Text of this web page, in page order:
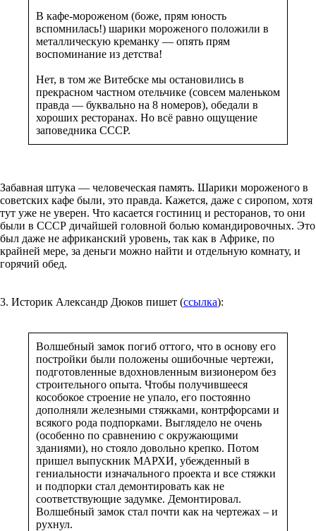
В кафе-мороженом (боже, прям юность
вспомнилась!) шарики мороженого положили в
металлическую креманку — опять прям
воспоминание из детства!
Нет, в том же Витебске мы остановились в
прекрасном частном отельчике (совсем маленьком
правда — буквально на 8 номеров), обедали в
хороших ресторанах. Но всё равно ощущение
заповедника СССР.
Забавная штука — человеческая память. Шарики мороженого в
советских кафе были, это правда. Кажется, даже с сиропом, хотя
тут уже не уверен. Что касается гостиниц и ресторанов, то они
были в СССР дичайшей головной болью командировочных. Это
был даже не африканский уровень, так как в Африке, по
крайней мере, за деньги можно найти и отдельную комнату, и
горячий обед.
3. Историк Александр Дюков пишет (ссылка):
Волшебный замок погиб оттого, что в основу его
постройки были положены ошибочные чертежи,
подготовленные вдохновленным визионером без
строительного опыта. Чтобы получившееся
кособокое строение не упало, его постоянно
дополняли железными стяжками, контрфорсами и
всякого рода подпорками. Выглядело не очень
(особенно по сравнению с окружающими
зданиями), но стояло довольно крепко. Потом
пришел выпускник МАРХИ, убежденный в
гениальности изначального проекта и все стяжки
и подпорки стал демонтировать как не
соответствующие задумке. Демонтировал.
Волшебный замок стал почти как на чертежах – и
рухнул.